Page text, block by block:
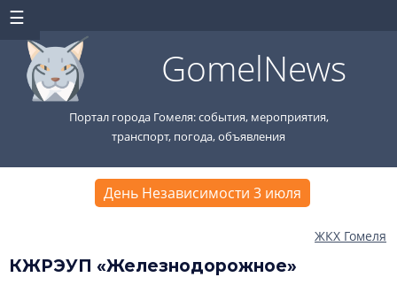
GomelNews
Портал города Гомеля: события, мероприятия,
транспорт, погода, объявления
День Независимости 3 июля
ЖКХ Гомеля
КЖРЭУП «Железнодорожное»